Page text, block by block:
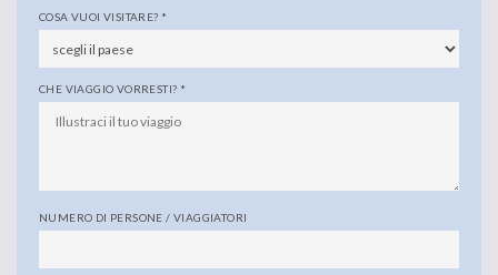
COSA VUOI VISITARE? *
CHE VIAGGIO VORRESTI? *
NUMERO DI PERSONE / VIAGGIATORI